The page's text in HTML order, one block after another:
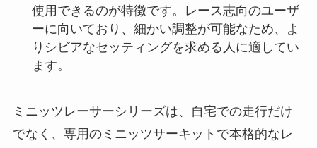
使用できるのが特徴です。レース志向のユーザ
ーに向いており、細かい調整が可能なため、よ
りシビアなセッティングを求める人に適してい
ます。
ミニッツレーサーシリーズは、自宅での走行だけ
でなく、専用のミニッツサーキットで本格的なレ